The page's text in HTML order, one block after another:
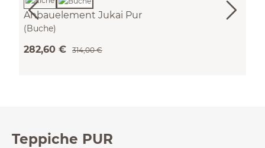
Anbauelement Jukai Pur
(Buche)
282,60 € 314,00 €
Teppiche PUR